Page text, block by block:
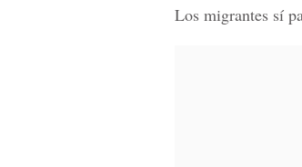
Los migrantes sí